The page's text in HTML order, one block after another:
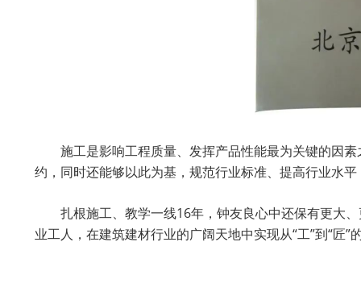
施工是影响工程质量、发挥产品性能最为关键的因
约，同时还能够以此为基，规范行业标准、提高行业水
扎根施工、教学一线16年，钟友良心中还保有更大
业工人，在建筑建材行业的广阔天地中实现从“工”到“匠